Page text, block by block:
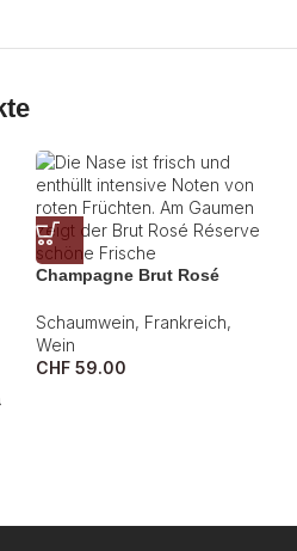
Champagne Brut Rosé
Schaumwein, Frankreich,
Wein
CHF 59.00